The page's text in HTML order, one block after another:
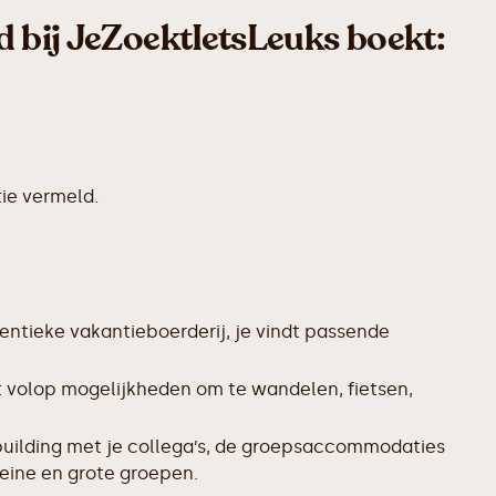
bij JeZoektIetsLeuks boekt:
vermeld.
vakantieboerderij, je vindt passende
mogelijkheden om te wandelen, fietsen,
met je collega’s, de groepsaccommodaties
en grote groepen.